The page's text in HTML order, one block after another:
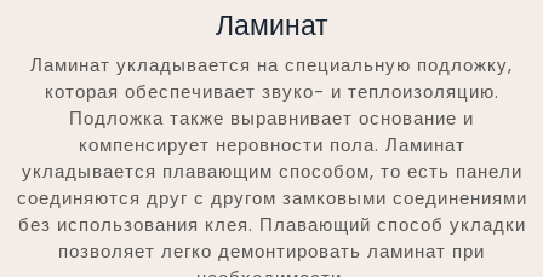
Ламинат
Ламинат укладывается на специальную подложку,
которая обеспечивает звуко- и теплоизоляцию.
Подложка также выравнивает основание и
компенсирует неровности пола. Ламинат
укладывается плавающим способом, то есть панели
соединяются друг с другом замковыми соединениями
без использования клея. Плавающий способ укладки
позволяет легко демонтировать ламинат при